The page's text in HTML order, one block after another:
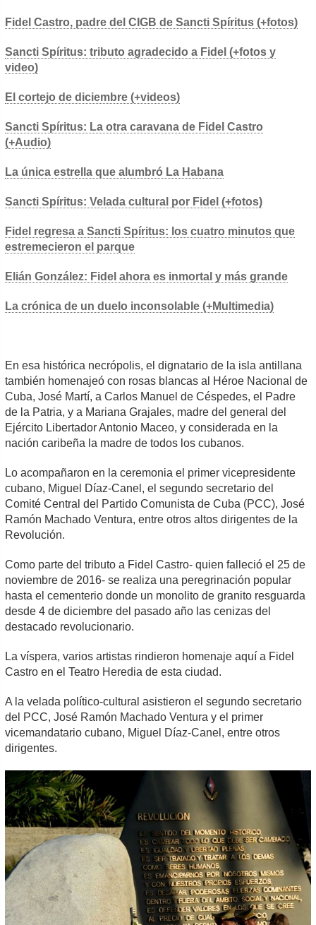
Fidel Castro, padre del CIGB de Sancti Spíritus (+fotos)
Sancti Spíritus: tributo agradecido a Fidel (+fotos y
video)
El cortejo de diciembre (+videos)
Sancti Spíritus: La otra caravana de Fidel Castro
(+Audio)
La única estrella que alumbró La Habana
Sancti Spíritus: Velada cultural por Fidel (+fotos)
Fidel regresa a Sancti Spíritus: los cuatro minutos que
estremecieron el parque
Elián González: Fidel ahora es inmortal y más grande
La crónica de un duelo inconsolable (+Multimedia)
En esa histórica necrópolis, el dignatario de la isla antillana
también homenajeó con rosas blancas al Héroe Nacional de
Cuba, José Martí, a Carlos Manuel de Céspedes, el Padre
de la Patria, y a Mariana Grajales, madre del general del
Ejército Libertador Antonio Maceo, y considerada en la
nación caribeña la madre de todos los cubanos.
Lo acompañaron en la ceremonia el primer vicepresidente
cubano, Miguel Díaz-Canel, el segundo secretario del
Comité Central del Partido Comunista de Cuba (PCC), José
Ramón Machado Ventura, entre otros altos dirigentes de la
Revolución.
Como parte del tributo a Fidel Castro- quien falleció el 25 de
noviembre de 2016- se realiza una peregrinación popular
hasta el cementerio donde un monolito de granito resguarda
desde 4 de diciembre del pasado año las cenizas del
destacado revolucionario.
La víspera, varios artistas rindieron homenaje aquí a Fidel
Castro en el Teatro Heredia de esta ciudad.
A la velada político-cultural asistieron el segundo secretario
del PCC, José Ramón Machado Ventura y el primer
vicemandatario cubano, Miguel Díaz-Canel, entre otros
dirigentes.